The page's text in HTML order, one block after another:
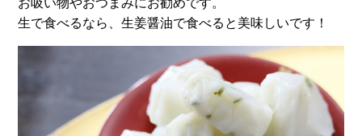
お吸い物やおつまみにお勧めです。
生で食べるなら、生姜醤油で食べると美味しいです！